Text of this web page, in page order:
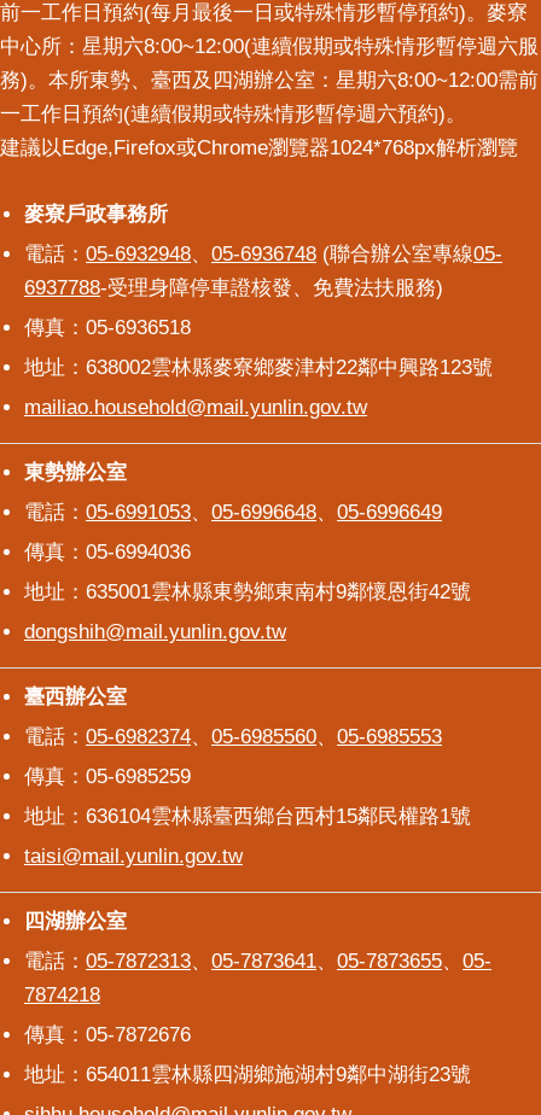
前一工作日預約(每月最後一日或特殊情形暫停預約)。麥寮
中心所：星期六8:00~12:00(連續假期或特殊情形暫停週六服
務)。本所東勢、臺西及四湖辦公室：星期六8:00~12:00需前
一工作日預約(連續假期或特殊情形暫停週六預約)。
建議以Edge,Firefox或Chrome瀏覽器1024*768px解析瀏覽
麥寮戶政事務所
麥寮戶政事務所
電話： 05-6932948、 05-6936748 (聯合辦公室專線05-
6937788-受理身障停車證核發、免費法扶服務)
傳真：05-6936518
地址：638002雲林縣麥寮鄉麥津村22鄰中興路123號
mailiao.household@mail.yunlin.gov.tw
東勢辦公室
東勢辦公室
電話： 05-6991053、 05-6996648、 05-6996649
傳真：05-6994036
地址：635001雲林縣東勢鄉東南村9鄰懷恩街42號
dongshih@mail.yunlin.gov.tw
臺西辦公室
臺西辦公室
電話： 05-6982374、 05-6985560、 05-6985553
傳真：05-6985259
地址：636104雲林縣臺西鄉台西村15鄰民權路1號
taisi@mail.yunlin.gov.tw
四湖辦公室
四湖辦公室
電話： 05-7872313、 05-7873641、 05-7873655、 05-
7874218
傳真：05-7872676
地址：654011雲林縣四湖鄉施湖村9鄰中湖街23號